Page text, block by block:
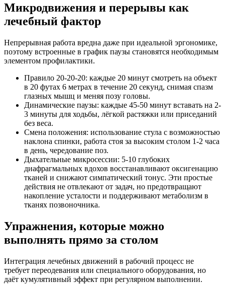
Микродвижения и перерывы как
лечебный фактор
Непрерывная работа вредна даже при идеальной эргономике,
поэтому встроенные в график паузы становятся необходимым
элементом профилактики.
Правило 20-20-20: каждые 20 минут смотреть на объект
в 20 футах 6 метрах в течение 20 секунд, снимая спазм
глазных мышц и меняя позу головы.
Динамические паузы: каждые 45-50 минут вставать на 2-
3 минуты для ходьбы, лёгкой растяжки или приседаний
без веса.
Смена положения: использование стула с возможностью
наклона спинки, работа стоя за высоким столом 1-2 часа
в день, чередование поз.
Дыхательные микросессии: 5-10 глубоких
диафрагмальных вдохов восстанавливают оксигенацию
тканей и снижают симпатический тонус. Эти простые
действия не отвлекают от задач, но предотвращают
накопление усталости и поддерживают метаболизм в
тканях позвоночника.
Упражнения, которые можно
выполнять прямо за столом
Интеграция лечебных движений в рабочий процесс не
требует переодевания или специального оборудования, но
даёт кумулятивный эффект при регулярном выполнении.